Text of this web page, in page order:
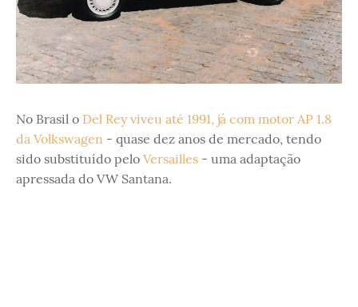
No Brasil o Del Rey viveu até 1991, já com motor AP 1.8
da Volkswagen - quase dez anos de mercado, tendo
sido substituído pelo Versailles - uma adaptação
apressada do VW Santana.